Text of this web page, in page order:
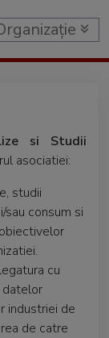
si Studii
asociatiei:
studii
consum si
cu
datelor
industriei de
de catre